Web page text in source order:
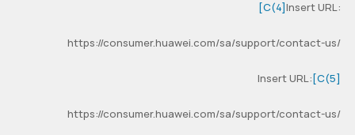
[C(4]Insert URL:
https://consumer.huawei.com/sa/support/contact-us/
[C(5]
Insert URL:
https://consumer.huawei.com/sa/support/contact-us/